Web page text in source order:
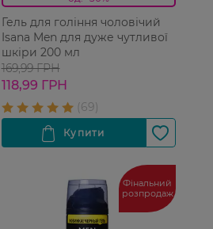
Гель для гоління чоловічий
Isana Men для дуже чутливої
шкіри 200 мл
169,99 ГРН
118,99 ГРН
Фінальний
розпродаж